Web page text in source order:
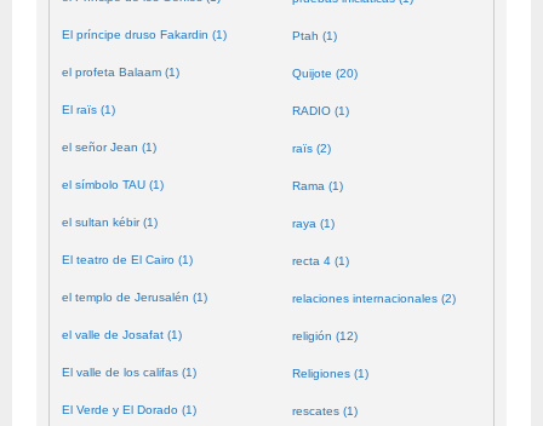
El príncipe druso Fakardin (1)
el profeta Balaam (1)
El raïs (1)
el señor Jean (1)
el símbolo TAU (1)
el sultan kébir (1)
El teatro de El Cairo (1)
el templo de Jerusalén (1)
el valle de Josafat (1)
El valle de los califas (1)
El Verde y El Dorado (1)
Ptah (1)
Quijote (20)
RADIO (1)
raïs (2)
Rama (1)
raya (1)
recta 4 (1)
relaciones internacionales (2)
religión (12)
Religiones (1)
rescates (1)